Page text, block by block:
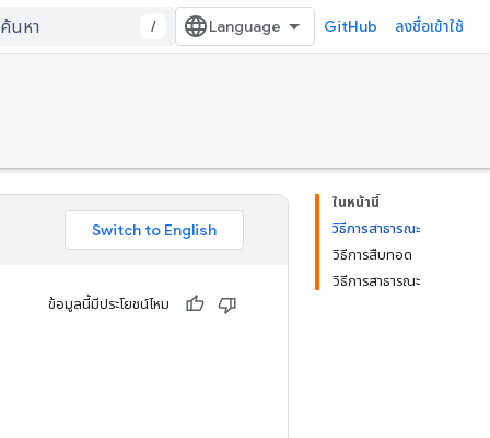
/ GitHub ลงชื่อเข้าใช้
ในหน้านี้
วิธีการสาธารณะ
วิธีการสืบทอด
วิธีการสาธารณะ
ข้อมูลนี้มีประโยชน์ไหม